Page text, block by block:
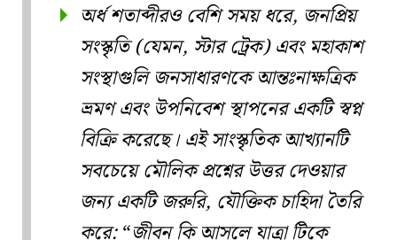
অর্ধ শতাব্দীরও বেশি সময় ধরে, জনপ্রিয়
সংস্কৃতি (যেমন, স্টার ট্রেক) এবং মহাকাশ
সংস্থাগুলি জনসাধারণকে আন্তঃনাক্ষত্রিক
ভ্রমণ এবং উপনিবেশ স্থাপনের একটি স্বপ্ন
বিক্রি করেছে। এই সাংস্কৃতিক আখ্যানটি
সবচেয়ে মৌলিক প্রশ্নের উত্তর দেওয়ার
জন্য একটি জরুরি, যৌক্তিক চাহিদা তৈরি
করে: জীবন কি আসলে যাত্রা টিকে